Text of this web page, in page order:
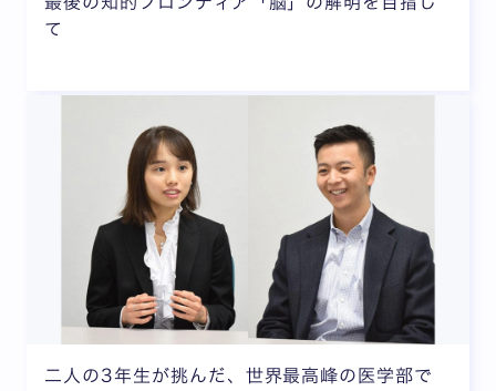
て
二人の3年生が挑んだ、世界最高峰の医学部で